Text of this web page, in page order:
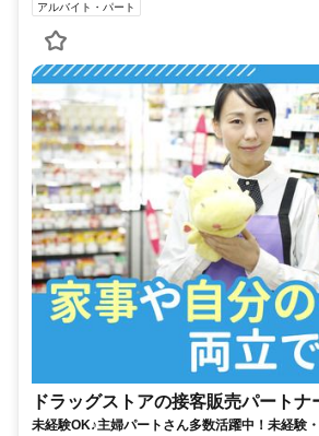
アルバイト・パート
ドラッグストアの接客販売パートナ
未経験OK♪主婦パートさん多数活躍中！未経験